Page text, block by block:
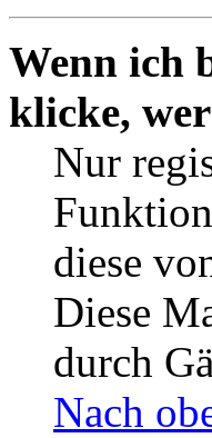
Wenn ich
klicke,
Nur
diese
Diese
durch
Nach